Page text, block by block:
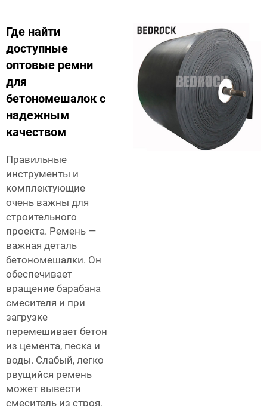
Где найти
доступные
оптовые ремни
для
бетономешалок с
надежным
качеством
Правильные
инструменты и
комплектующие
очень важны для
строительного
проекта. Ремень —
важная деталь
бетономешалки. Он
обеспечивает
вращение барабана
смесителя и при
загрузке
перемешивает бетон
из цемента, песка и
воды. Слабый, легко
рвущийся ремень
может вывести
смеситель из строя,